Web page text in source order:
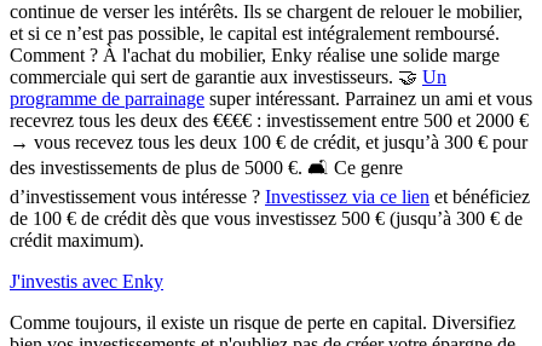
continue de verser les intérêts. Ils se chargent de relouer le mobilier,
et si ce n’est pas possible, le capital est intégralement remboursé.
Comment ? À l'achat du mobilier, Enky réalise une solide marge
commerciale qui sert de garantie aux investisseurs. 🤝 Un
programme de parrainage super intéressant. Parrainez un ami et vous
recevrez tous les deux des €€€€ : investissement entre 500 et 2000 €
→ vous recevez tous les deux 100 € de crédit, et jusqu’à 300 € pour
des investissements de plus de 5000 €. 🛋️ Ce genre
d’investissement vous intéresse ? Investissez via ce lien et bénéficiez
de 100 € de crédit dès que vous investissez 500 € (jusqu’à 300 € de
crédit maximum).
J'investis avec Enky
Comme toujours, il existe un risque de perte en capital. Diversifiez